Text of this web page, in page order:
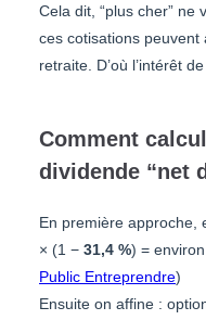
Cela dit, “plus cher” ne
ces cotisations
retraite. D’où l’intérêt
Comment
dividende “net
En première approche,
× (1 − 31,4 %) =
Public Entreprendre)
Ensuite on affine :